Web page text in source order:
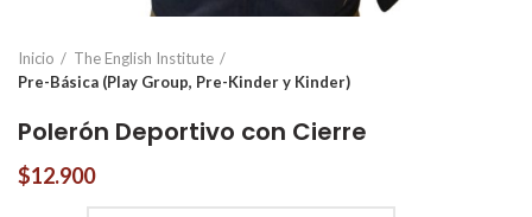
Inicio
The English Institute
Pre-Básica (Play Group, Pre-Kinder y Kinder)
Polerón Deportivo con Cierre
$12.900